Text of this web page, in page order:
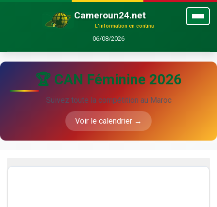
Cameroun24.net
L'information en continu
06/08/2026
🏆 CAN Féminine 2026
Suivez toute la compétition au Maroc
Voir le calendrier →